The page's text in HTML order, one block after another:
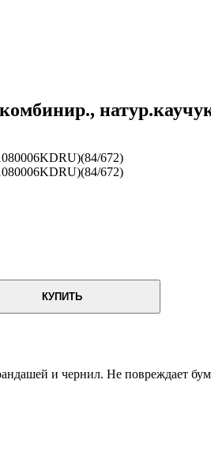
КУПИТЬ
и чернил. Не повреждает